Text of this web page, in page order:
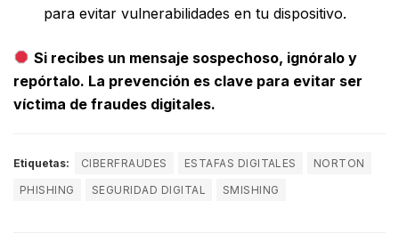
para evitar vulnerabilidades en tu dispositivo.
Si recibes un mensaje sospechoso, ignóralo y
repórtalo. La prevención es clave para evitar ser
víctima de fraudes digitales.
Etiquetas: CIBERFRAUDES ESTAFAS DIGITALES
NORTON
PHISHING
SEGURIDAD DIGITAL SMISHING